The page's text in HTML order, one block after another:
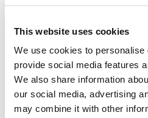
This website uses cookies
We use cookies to personalise
provide social media features
We also share information
our social media, advertising
may combine it with other